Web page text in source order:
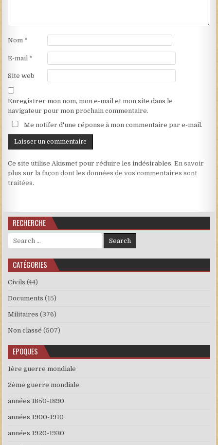
Nom *
E-mail *
Site web
Enregistrer mon nom, mon e-mail et mon site dans le
navigateur pour mon prochain commentaire.
Me notifer d'une réponse à mon commentaire par e-mail.
Ce site utilise Akismet pour réduire les indésirables.En savoir
plus sur la façon dont les données de vos commentaires sont
traitées.
RECHERCHE
Search for:
CATÉGORIES
Civils (44)
Documents (15)
Militaires (376)
Non classé (507)
EPOQUES
1ère guerre mondiale
2ème guerre mondiale
années 1850-1890
années 1900-1910
années 1920-1930